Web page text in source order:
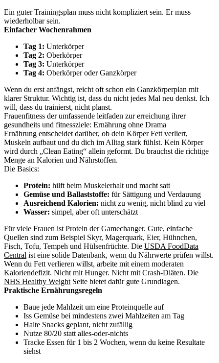
Ein guter Trainingsplan muss nicht kompliziert sein. Er muss
wiederholbar sein.
Einfacher Wochenrahmen
Tag 1: Unterkörper
Tag 2: Oberkörper
Tag 3: Unterkörper
Tag 4: Oberkörper oder Ganzkörper
Wenn du erst anfängst, reicht oft schon ein Ganzkörperplan mit
klarer Struktur. Wichtig ist, dass du nicht jedes Mal neu denkst. Ich
will, dass du trainierst, nicht planst.
Frauenfitness der umfassende leitfaden zur erreichung ihrer
gesundheits und fitnessziele: Ernährung ohne Drama
Ernährung entscheidet darüber, ob dein Körper Fett verliert,
Muskeln aufbaut und du dich im Alltag stark fühlst. Kein Körper
wird durch „Clean Eating“ allein geformt. Du brauchst die richtige
Menge an Kalorien und Nährstoffen.
Die Basics:
Protein: hilft beim Muskelerhalt und macht satt
Gemüse und Ballaststoffe: für Sättigung und Verdauung
Ausreichend Kalorien: nicht zu wenig, nicht blind zu viel
Wasser: simpel, aber oft unterschätzt
Für viele Frauen ist Protein der Gamechanger. Gute, einfache
Quellen sind zum Beispiel Skyr, Magerquark, Eier, Hühnchen,
Fisch, Tofu, Tempeh und Hülsenfrüchte. Die USDA FoodData
Central ist eine solide Datenbank, wenn du Nährwerte prüfen willst.
Wenn du Fett verlieren willst, arbeite mit einem moderaten
Kaloriendefizit. Nicht mit Hunger. Nicht mit Crash-Diäten. Die
NHS Healthy Weight Seite bietet dafür gute Grundlagen.
Praktische Ernährungsregeln
Baue jede Mahlzeit um eine Proteinquelle auf
Iss Gemüse bei mindestens zwei Mahlzeiten am Tag
Halte Snacks geplant, nicht zufällig
Nutze 80/20 statt alles-oder-nichts
Tracke Essen für 1 bis 2 Wochen, wenn du keine Resultate
siehst